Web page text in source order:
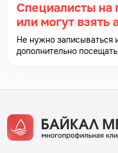
Специалисты
или могут взять
Не нужно записываться
дополнительно